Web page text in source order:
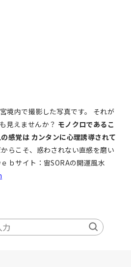
境内で撮影した写真です。 それが
見えませんか？ モノクロであるこ
感覚は カンタンに心理誘導されて
らこそ、惑わされない直感を磨い
ｂサイト：宙SORAの開運風水